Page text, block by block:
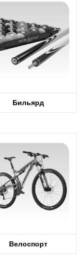
Бильярд
Велоспорт